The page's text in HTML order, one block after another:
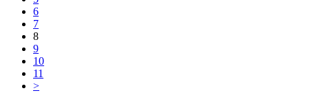
6
7
8
9
10
11
>